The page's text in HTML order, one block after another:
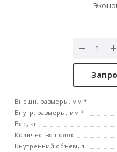
Внешн. размеры, мм *
Внутр. размеры, мм *
Вес, кг
Количество полок
Внутренний объем, л